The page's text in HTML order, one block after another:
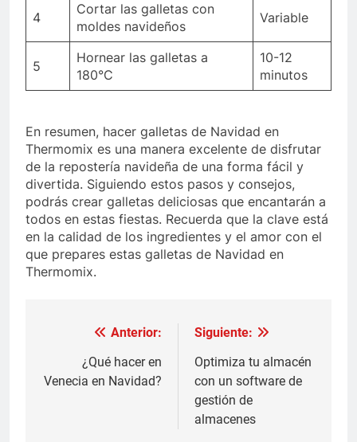
4
Cortar las galletas con
moldes navideños
Variable
5
Hornear las galletas a
180°C
10-12
minutos
En resumen, hacer galletas de Navidad en
Thermomix es una manera excelente de disfrutar
de la repostería navideña de una forma fácil y
divertida. Siguiendo estos pasos y consejos,
podrás crear galletas deliciosas que encantarán a
todos en estas fiestas. Recuerda que la clave está
en la calidad de los ingredientes y el amor con el
que prepares estas galletas de Navidad en
Thermomix.
Navegación
Anterior:
¿Qué hacer en
Venecia en Navidad?
Siguiente:
Optimiza tu almacén
con un software de
gestión de
almacenes